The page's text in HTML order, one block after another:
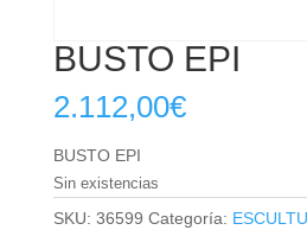
BUSTO EPI
2.112,00€
BUSTO EPI
Sin existencias
SKU: 36599 Categoría: